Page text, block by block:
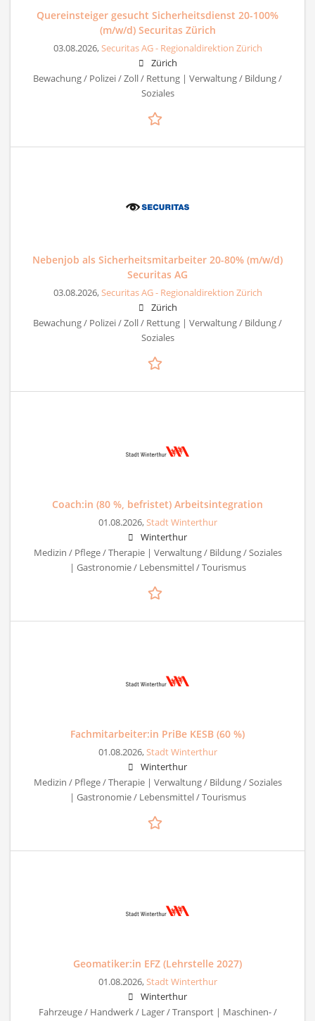
Quereinsteiger gesucht Sicherheitsdienst 20-100%
(m/w/d) Securitas Zürich
03.08.2026,Securitas AG - Regionaldirektion Zürich
Zürich
Bewachung / Polizei / Zoll / Rettung | Verwaltung / Bildung /
Soziales
Nebenjob als Sicherheitsmitarbeiter 20-80% (m/w/d)
Securitas AG
03.08.2026,Securitas AG - Regionaldirektion Zürich
Zürich
Bewachung / Polizei / Zoll / Rettung | Verwaltung / Bildung /
Soziales
Coach:in (80 %, befristet) Arbeitsintegration
01.08.2026,Stadt Winterthur
Winterthur
Medizin / Pflege / Therapie | Verwaltung / Bildung / Soziales
| Gastronomie / Lebensmittel / Tourismus
Fachmitarbeiter:in PriBe KESB (60 %)
01.08.2026,Stadt Winterthur
Winterthur
Medizin / Pflege / Therapie | Verwaltung / Bildung / Soziales
| Gastronomie / Lebensmittel / Tourismus
Geomatiker:in EFZ (Lehrstelle 2027)
01.08.2026,Stadt Winterthur
Winterthur
Fahrzeuge / Handwerk / Lager / Transport | Maschinen- /